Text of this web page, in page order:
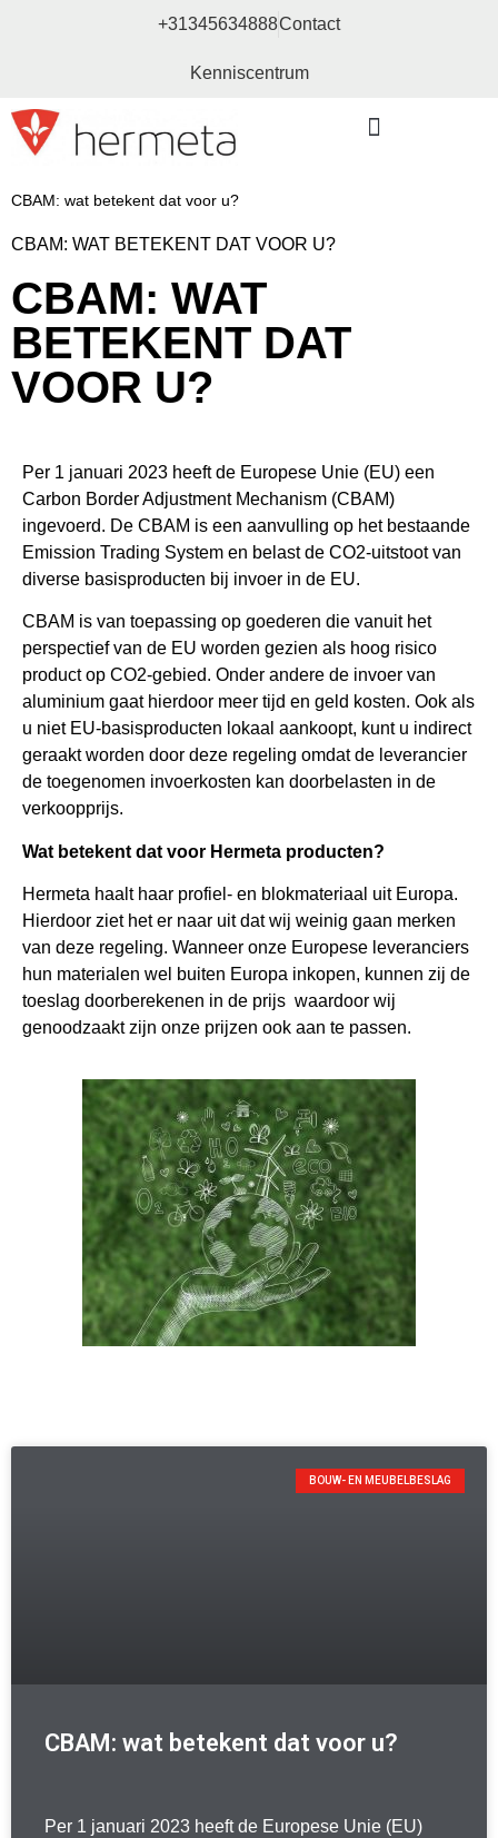
+31345634888Contact
Kenniscentrum
CBAM: wat betekent dat voor u?
CBAM: WAT BETEKENT DAT VOOR U?
CBAM: WAT
BETEKENT DAT
VOOR U?
Per 1 januari 2023 heeft de Europese Unie (EU) een
Carbon Border Adjustment Mechanism (CBAM)
ingevoerd. De CBAM is een aanvulling op het bestaande
Emission Trading System en belast de CO2-uitstoot van
diverse basisproducten bij invoer in de EU.
CBAM is van toepassing op goederen die vanuit het
perspectief van de EU worden gezien als hoog risico
product op CO2-gebied. Onder andere de invoer van
aluminium gaat hierdoor meer tijd en geld kosten. Ook als
u niet EU-basisproducten lokaal aankoopt, kunt u indirect
geraakt worden door deze regeling omdat de leverancier
de toegenomen invoerkosten kan doorbelasten in de
verkoopprijs.
Wat betekent dat voor Hermeta producten?
Hermeta haalt haar profiel- en blokmateriaal uit Europa.
Hierdoor ziet het er naar uit dat wij weinig gaan merken
van deze regeling. Wanneer onze Europese leveranciers
hun materialen wel buiten Europa inkopen, kunnen zij de
toeslag doorberekenen in de prijs waardoor wij
genoodzaakt zijn onze prijzen ook aan te passen.
BOUW- EN MEUBELBESLAG
CBAM: wat betekent dat voor u?
Per 1 januari 2023 heeft de Europese Unie (EU)